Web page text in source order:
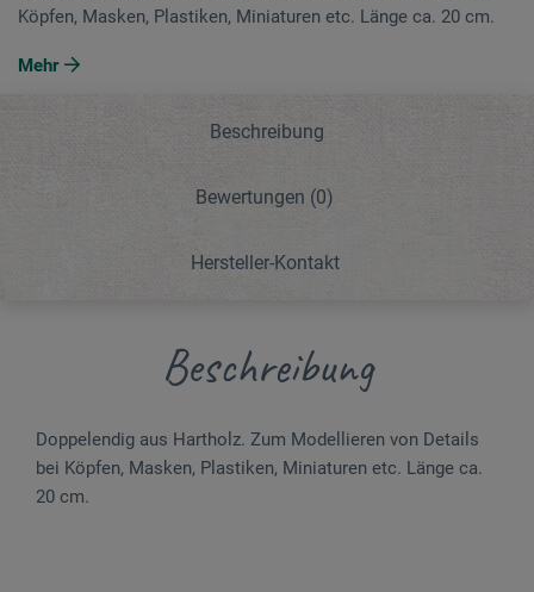
Köpfen, Masken, Plastiken, Miniaturen etc. Länge ca. 20 cm.
Mehr
Beschreibung
Bewertungen (0)
Hersteller-Kontakt
Beschreibung
Doppelendig aus Hartholz. Zum Mode­llieren von Details
bei Köpfen, Masken, Plastiken, Miniaturen etc. Länge ca.
20 cm.